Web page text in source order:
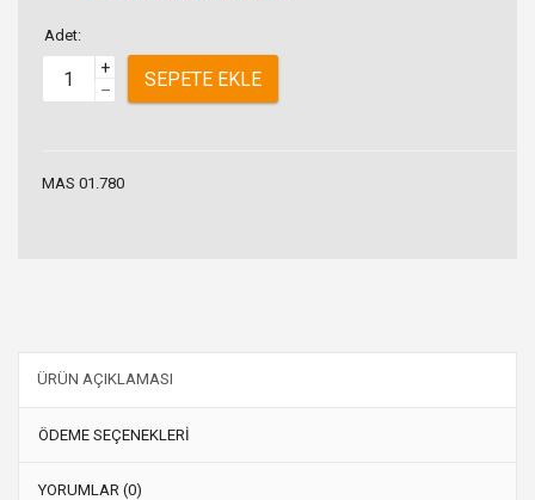
Adet:
+
–
SEPETE EKLE
MAS 01.780
ÜRÜN AÇIKLAMASI
ÖDEME SEÇENEKLERİ
YORUMLAR (0)